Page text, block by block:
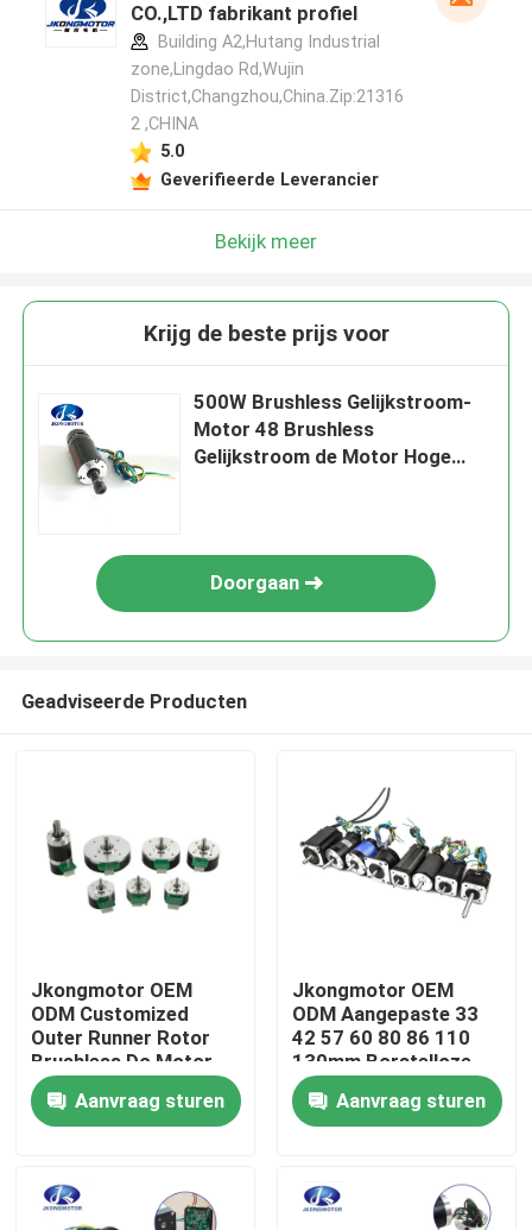
Huis
Ongeveer ons
CO.,LTD fabrikant profiel
Building A2,Hutang Industrial
zone,Lingdao Rd,Wujin
District,Changzhou,China.Zip:21316
2 ,CHINA
5.0
Geverifieerde Leverancier
Bekijk meer
Krijg de beste prijs voor
500W Brushless Gelijkstroom-
Motor 48 Brushless
Gelijkstroom de Motor Hoge
Doorgaan
Geadviseerde Producten
Jkongmotor OEM
ODM Customized
Outer Runner Rotor
Brushless Dc Motor
met remencoder
versnellingsbak
ingebouwd in de
Aanvraag sturen
Jkongmotor OEM
ODM Aangepaste 33
42 57 60 80 86 110
130mm Borstelloze
Gelijkstroommotor
met Rem Encoder
Versnellingsbak
Aanvraag sturen